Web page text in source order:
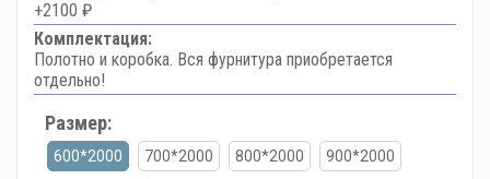
+2100 ₽
Комплектация:
Полотно и коробка. Вся фурнитура приобретается
отдельно!
Размер:
600*2000 700*2000 800*2000 900*2000